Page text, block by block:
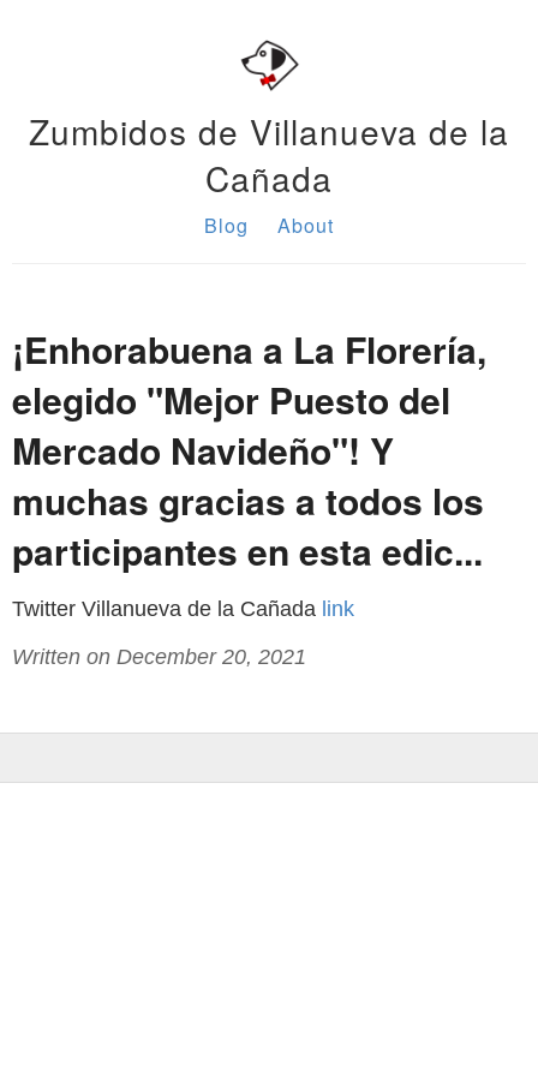
Zumbidos de Villanueva de la
Cañada
Blog About
¡Enhorabuena a La Florería,
elegido "Mejor Puesto del
Mercado Navideño"! Y
muchas gracias a todos los
participantes en esta edic...
Twitter Villanueva de la Cañada link
Written on December 20, 2021